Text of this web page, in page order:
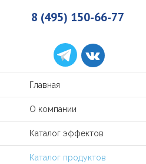
8 (495) 150-66-77
Главная
О компании
Каталог эффектов
Каталог продуктов